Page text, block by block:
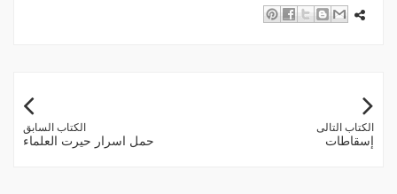
الكتاب السابق
حمل اسرار حيرت العلماء
الكتاب التالى
إسقاطات